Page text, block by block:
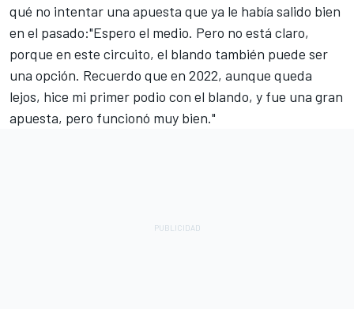
qué no intentar una apuesta que ya le había salido bien
en el pasado:"Espero el medio. Pero no está claro,
porque en este circuito, el blando también puede ser
una opción. Recuerdo que en 2022, aunque queda
lejos, hice mi primer podio con el blando, y fue una gran
apuesta, pero funcionó muy bien."